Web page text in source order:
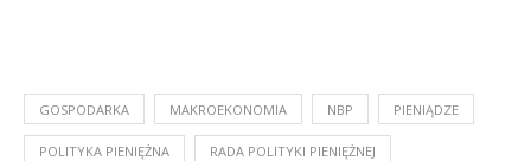
GOSPODARKA MAKROEKONOMIA NBP PIENIĄDZE
POLITYKA PIENIĘŻNA RADA POLITYKI PIENIĘŻNEJ